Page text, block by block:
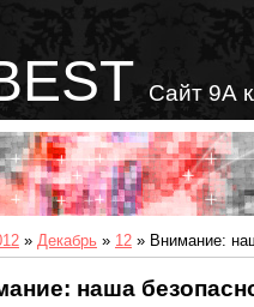
Сайт 9А
» Декабрь » 12 » Внимание:
наша